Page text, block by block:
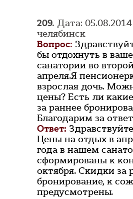
209. Дата: 05.08.2014
челябинск
Вопрос:
бы отдохнуть в
санатории во
апреля.Я
взрослая дочь.
цены? Есть ли
за раннее
Благодарим за ответ
Ответ:
Цены на отдых в
года в нашем
сформированы к
октября. Скидки за
бронирование, к
предусмотрены.